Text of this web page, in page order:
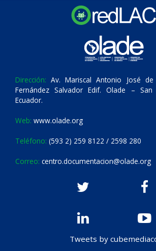
Dirección: Av. Mariscal Antonio José
Fernández Salvador Edif. Olade –
Ecuador.
Web: www.olade.org
Teléfono: (593 2) 259 8122 / 2598 280
Correo: centro.documentacion@olade.org
Tweets by